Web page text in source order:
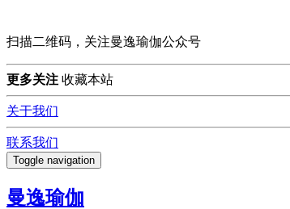
扫描二维码，关注曼逸瑜伽公众号
更多关注 收藏本站
关于我们
联系我们
Toggle navigation
曼逸瑜伽